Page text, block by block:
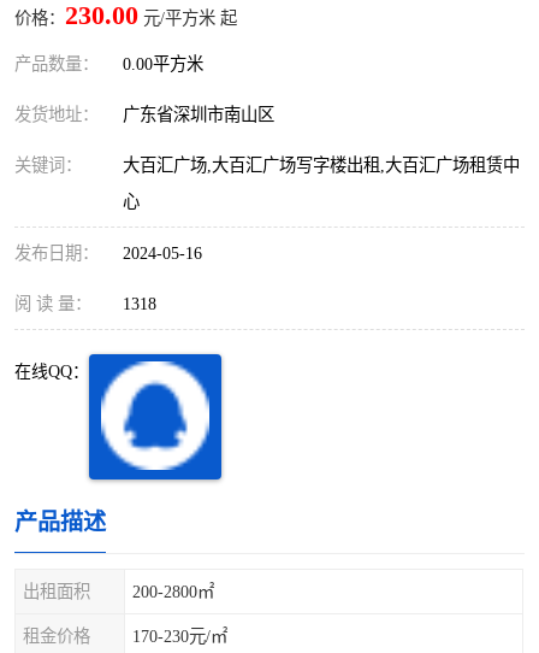
价格： 230.00 元/平方米 起
产品数量： 0.00平方米
发货地址： 广东省深圳市南山区
关键词：
大百汇广场,大百汇广场写字楼出租,大百汇广场租赁中
心
发布日期： 2024-05-16
阅 读 量： 1318
在线QQ：
产品描述
出租面积 200-2800㎡
租金价格 170-230元/㎡
南山后海
南头
深圳超级总部基地 后海
蛇口
宝安西乡